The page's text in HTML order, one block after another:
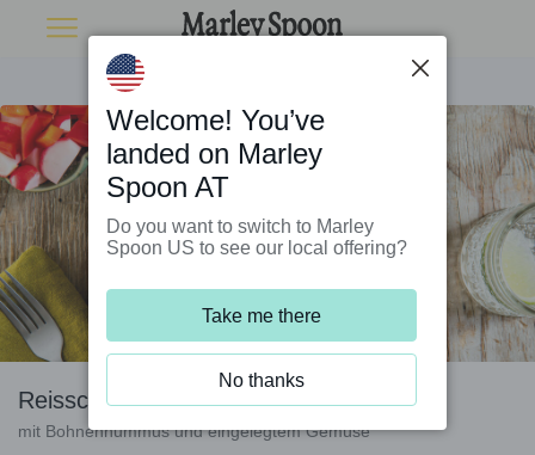
Reisschüssel mit knusprigem Tofu
mit Bohnenhummus und eingelegtem Gemüse
Welcome! You’ve
landed on Marley
Spoon AT
Do you want to switch to Marley
Spoon US to see our local offering?
Take me there
No thanks